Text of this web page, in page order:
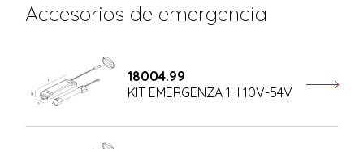
Accesorios de emergencia
18004.99
KIT EMERGENZA 1H 10V-54V